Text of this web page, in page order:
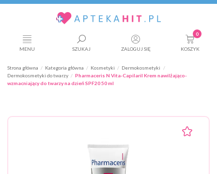
MENU SZUKAJ ZALOGUJ SIĘ
0
KOSZYK
Strona główna Kategoria główna Kosmetyki
Dermokosmetyki
Dermokosmetyki do twarzy
Pharmaceris N Vita-Capilaril Krem nawilżająco-
wzmacniający do twarzy na dzień SPF20 50 ml